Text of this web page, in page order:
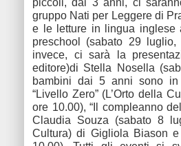
gruppo Nati per Leggere di
e le letture in lingua inglese
preschool (sabato 29
invece, ci sarà la
editore)di Stella Nosella
bambini dai 5 anni sono in
“Livello Zero” (L’Orto della
ore 10.00), “Il compleanno
Claudia Souza (sabato 8
Cultura) di Gigliola Biason